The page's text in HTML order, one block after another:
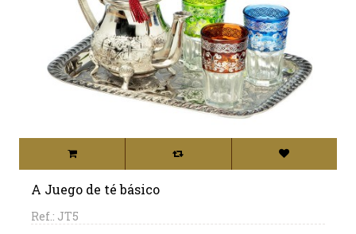
A Juego de té básico
Ref.: JT5